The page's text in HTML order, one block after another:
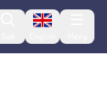
Change